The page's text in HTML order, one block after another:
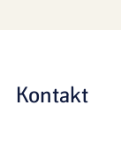
Kontakt